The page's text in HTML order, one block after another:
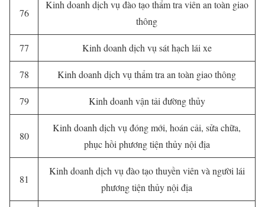
76
Kinh doanh dịch vụ đào tạo thẩm tra viên an toàn giao
thông
77 Kinh doanh dịch vụ sát hạch lái xe
78 Kinh doanh dịch vụ thẩm tra an toàn giao thông
79 Kinh doanh vận tải đường thủy
80
Kinh doanh dịch vụ đóng mới, hoán cải, sửa chữa,
phục hồi phương tiện thủy nội địa
81
Kinh doanh dịch vụ đào tạo thuyền viên và người lái
phương tiện thủy nội địa